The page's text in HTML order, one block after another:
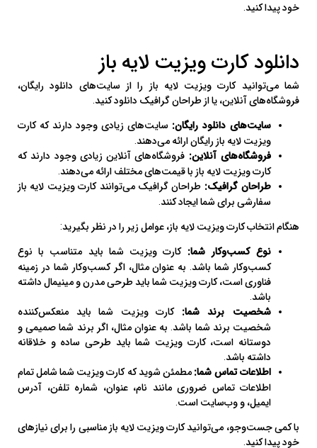
خود پیدا کنید.
دانلود کارت ویزیت لایه باز
شما می‌توانید کارت ویزیت لایه باز را از سایت‌های دانلود رایگان،
فروشگاه‌های آنلاین، یا از طراحان گرافیک دانلود کنید.
سایت‌های دانلود رایگان: سایت‌های زیادی وجود دارند که کارت
ویزیت لایه باز رایگان ارائه می‌دهند.
فروشگاه‌های آنلاین: فروشگاه‌های آنلاین زیادی وجود دارند که
کارت ویزیت لایه باز با قیمت‌های مختلف ارائه می‌دهند.
طراحان گرافیک: طراحان گرافیک می‌توانند کارت ویزیت لایه باز
سفارشی برای شما ایجاد کنند.
هنگام انتخاب کارت ویزیت لایه باز، عوامل زیر را در نظر بگیرید:
نوع کسب‌وکار شما: کارت ویزیت شما باید متناسب با نوع
کسب‌وکار شما باشد. به عنوان مثال، اگر کسب‌وکار شما در زمینه
فناوری است، کارت ویزیت شما باید طرحی مدرن و مینیمال داشته
باشد.
شخصیت برند شما: کارت ویزیت شما باید منعکس‌کننده
شخصیت برند شما باشد. به عنوان مثال، اگر برند شما صمیمی و
دوستانه است، کارت ویزیت شما باید طرحی ساده و خلاقانه
داشته باشد.
اطلاعات تماس شما: مطمئن شوید که کارت ویزیت شما شامل تمام
اطلاعات تماس ضروری مانند نام، عنوان، شماره تلفن، آدرس
ایمیل، و وب‌سایت است.
با کمی جست‌وجو، می‌توانید کارت ویزیت لایه باز مناسبی را برای نیازهای
خود پیدا کنید.